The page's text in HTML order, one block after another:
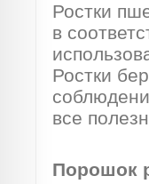
Ростки
в
Ростки
все
Порошок